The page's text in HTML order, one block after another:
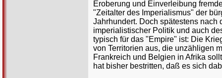
Eroberung und Einverleibung
"Zeitalter des Imperialismus" der
Jahrhundert. Doch spätestens
imperialistischer Politik und auch
typisch für das "Empire" ist: Die
von Territorien aus, die unzähligen
Frankreich und Belgien in Afrika
hat bisher bestritten, daß es sich